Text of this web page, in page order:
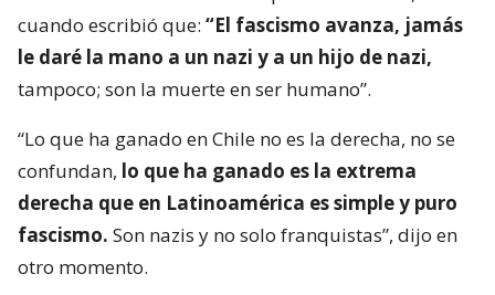
cuando escribió que: “El fascismo avanza, jamás
le daré la mano a un nazi y a un hijo de nazi,
tampoco; son la muerte en ser humano”.
“Lo que ha ganado en Chile no es la derecha, no se
confundan, lo que ha ganado es la extrema
derecha que en Latinoamérica es simple y puro
fascismo. Son nazis y no solo franquistas”, dijo en
otro momento.